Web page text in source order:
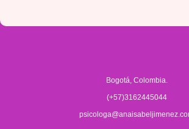
Bogotá, Colombia.
(+57)3162445044